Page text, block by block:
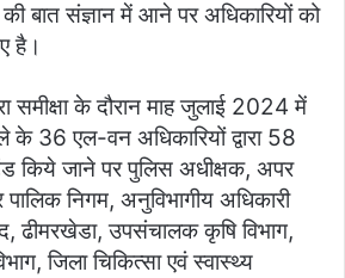
बात संज्ञान में आने पर अधिकारियों को
है।
समीक्षा के दौरान माह जुलाई 2024 में
के 36 एल-वन अधिकारियों द्वारा 58
किये जाने पर पुलिस अधीक्षक, अपर
निगम, अनुविभागीय अधिकारी
ढीमरखेडा, उपसंचालक कृषि विभाग,
जिला चिकित्सा एवं स्वास्थ्य